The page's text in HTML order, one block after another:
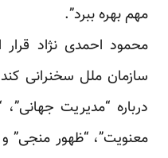
مهم بهره ببرد”.
محمود احمدی نژاد
سازمان ملل سخنرانی
درباره “مدیریت
معنویت”، “ظهور